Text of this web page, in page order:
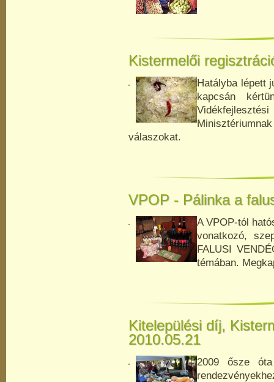
Kistermelői
Hatályba lépett
kapcsán
válaszokat.
VPOP - Pálinka a
A VPOP-tól
vonatkozó,
FALUSI
témában.
Kitelepülési díj,
2010.05.21
2009 ősze